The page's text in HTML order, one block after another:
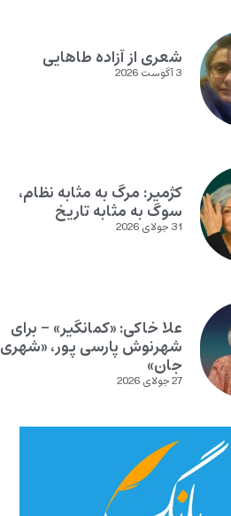
شعری از آزاده طاهایی
3 آگوست 2026
کژمیر: مرگ به مثابه نظام،
سوگ به مثابه تاریخ
31 جولای 2026
علا خاکی: «کمانگیر» – برای
شهرنوش پارسی پور، «شهری
جان»
27 جولای 2026